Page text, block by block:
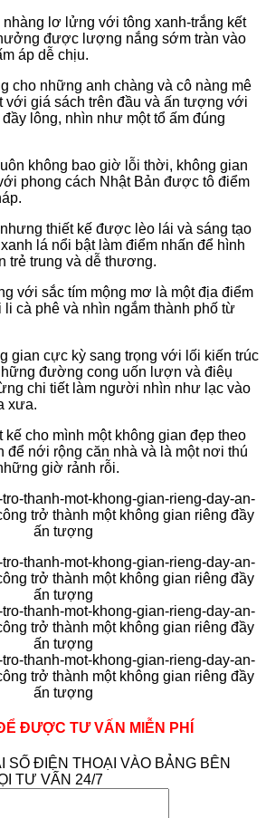
lơ lửng với tông xanh-trắng kết
được lượng nắng sớm tràn vào
áp dễ chịu.
cho những anh chàng và cô nàng mê
với giá sách trên đầu và ấn tượng với
lông, nhìn như một tổ ấm đúng
không bao giờ lỗi thời, không gian
phong cách Nhật Bản được tô điểm
thiết kế được lèo lái và sáng tạo
lá nổi bật làm điểm nhấn để hình
trẻ trung và dễ thương.
với sắc tím mộng mơ là một địa điểm
li cà phê và nhìn ngắm thành phố từ
gian cực kỳ sang trọng với lối kiến trúc
đường cong uốn lượn và điêụ
chi tiết làm người nhìn như lạc vào
xưa.
cho mình một không gian đẹp theo
để nới rộng căn nhà và là một nơi thú
giờ rảnh rỗi.
ĐƯỢC TƯ VẤN MIỄN PHÍ
SỐ ĐIỆN THOẠI VÀO BẢNG BÊN
TƯ VẤN 24/7